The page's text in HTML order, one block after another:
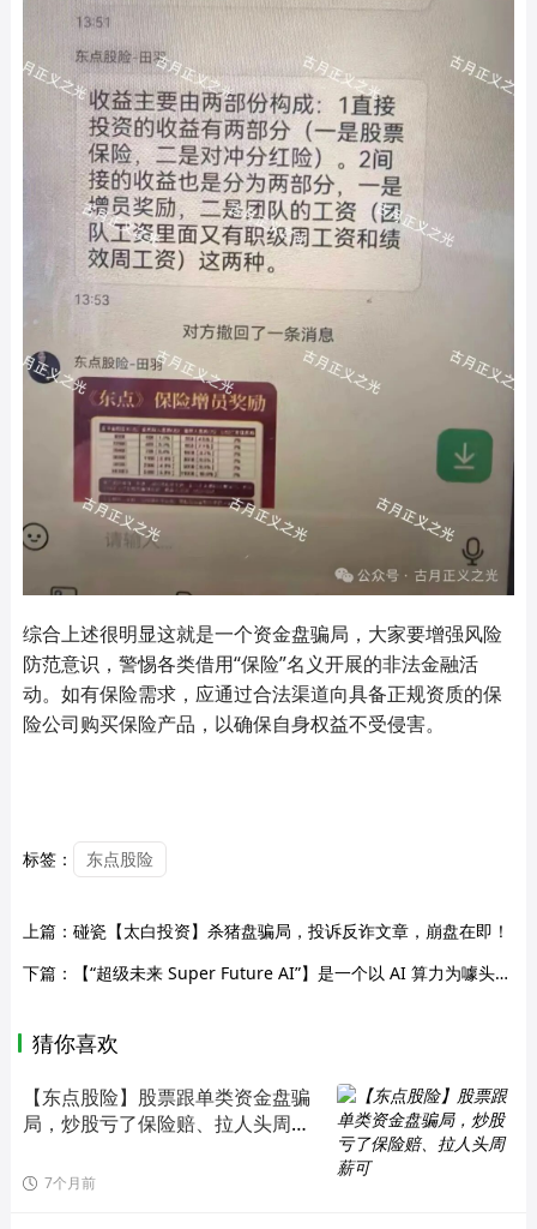
综合上述很明显这就是一个资金盘骗局，大家要增强风险
防范意识，警惕各类借用“保险”名义开展的非法金融活
动。如有保险需求，应通过合法渠道向具备正规资质的保
险公司购买保险产品，以确保自身权益不受侵害。
标签： 东点股险
上篇： 碰瓷【太白投资】杀猪盘骗局，投诉反诈文章，崩盘在即！
下篇：
【“超级未来 Super Future AI”】是一个以 AI 算力为噱头的境外资金盘庞氏骗局，投资者需立即止损并报警。
猜你喜欢
【东点股险】股票跟单类资金盘骗
局，炒股亏了保险赔、拉人头周薪
7个月前